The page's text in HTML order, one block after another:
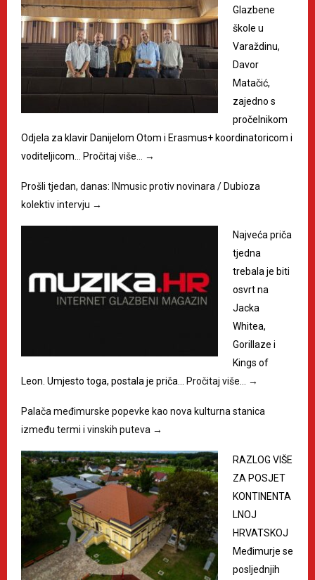
Glazbene
škole u
Varaždinu,
Davor
Matačić,
zajedno s
pročelnikom
Odjela za klavir Danijelom Otom i Erasmus+ koordinatoricom i
voditeljicom…
Pročitaj više… →
Prošli tjedan, danas: INmusic protiv novinara / Dubioza
kolektiv intervju →
Najveća priča
tjedna
trebala je biti
osvrt na
Jacka
Whitea,
Gorillaze i
Kings of
Leon. Umjesto toga, postala je priča…
Pročitaj više… →
Palača međimurske popevke kao nova kulturna stanica
između termi i vinskih puteva →
RAZLOG VIŠE
ZA POSJET
KONTINENTA
LNOJ
HRVATSKOJ
Međimurje se
posljednjih